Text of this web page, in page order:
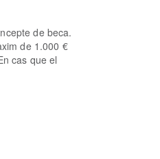
de beca.
de 1.000 €
cas que el